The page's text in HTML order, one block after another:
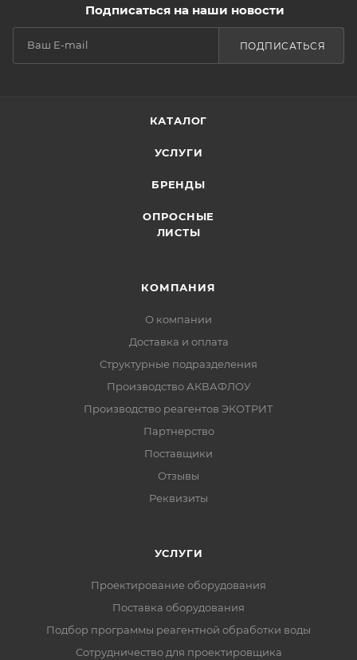
Подписаться на наши новости
ПОДПИСАТЬСЯ
КАТАЛОГ
УСЛУГИ
БРЕНДЫ
ОПРОСНЫЕ
ЛИСТЫ
КОМПАНИЯ
О компании
Доставка и оплата
Структурные подразделения
Производство АКВАФЛОУ
Производство реагентов ЭКОТРИТ
Партнерство
Поставщики
Отзывы
Реквизиты
УСЛУГИ
Проектирование оборудования
Поставка оборудования
Подбор программы реагентной обработки воды
Сотрудничество для проектировщика